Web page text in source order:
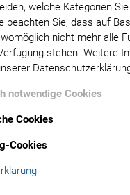
welche Kategorien
beachten Sie, dass auf
nicht mehr alle
stehen. Weitere
notwendige Cookies
Cookies
Cookies
Suite